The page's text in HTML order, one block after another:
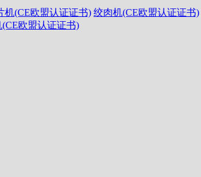
机(CE欧盟认证证书) 绞肉机(CE欧盟认证证书)
欧盟认证证书)